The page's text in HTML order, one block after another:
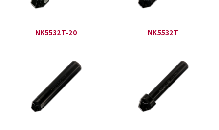
NK5532T-20 NK5532T